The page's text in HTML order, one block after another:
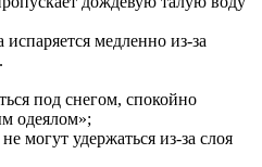
медленно из-за
под снегом, спокойно
одеялом»;
могут удержаться из-за слоя